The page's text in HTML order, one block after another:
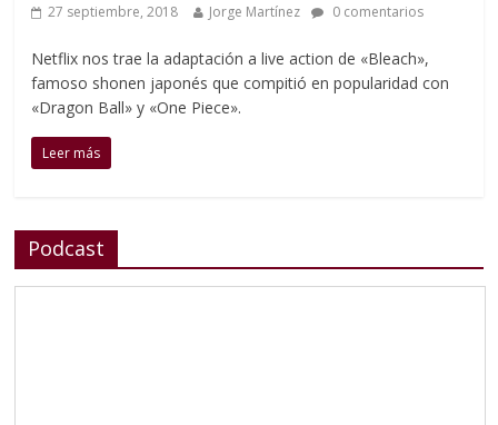
27 septiembre, 2018 Jorge Martínez 0 comentarios
Netflix nos trae la adaptación a live action de «Bleach»,
famoso shonen japonés que compitió en popularidad con
«Dragon Ball» y «One Piece».
Leer más
Podcast